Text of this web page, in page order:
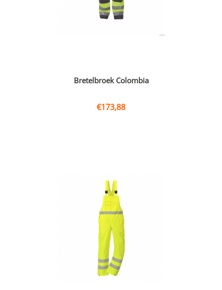
Bretelbroek Colombia
€173,88